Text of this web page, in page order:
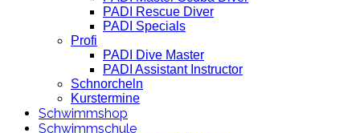
PADI Rescue Diver
PADI Specials
Profi
PADI Dive Master
PADI Assistant Instructor
Schnorcheln
Kurstermine
Schwimmshop
Schwimmschule